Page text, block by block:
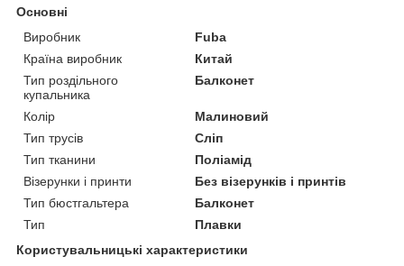
Основні
Виробник
Fuba
Країна виробник
Китай
Тип роздільного
купальника
Балконет
Колір
Малиновий
Тип трусів
Сліп
Тип тканини
Поліамід
Візерунки і принти
Без візерунків і принтів
Тип бюстгальтера
Балконет
Тип
Плавки
Користувальницькі характеристики